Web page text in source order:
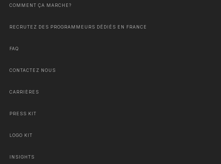
COMMENT ÇA MARCHE?
RECRUTEZ DES PROGRAMMEURS DÉDIÉS EN FRANCE
FAQ
CONTACTEZ NOUS
CARRIÈRES
PRESS KIT
LOGO KIT
INSIGHTS